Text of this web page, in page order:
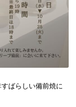
ばらしい備前焼に